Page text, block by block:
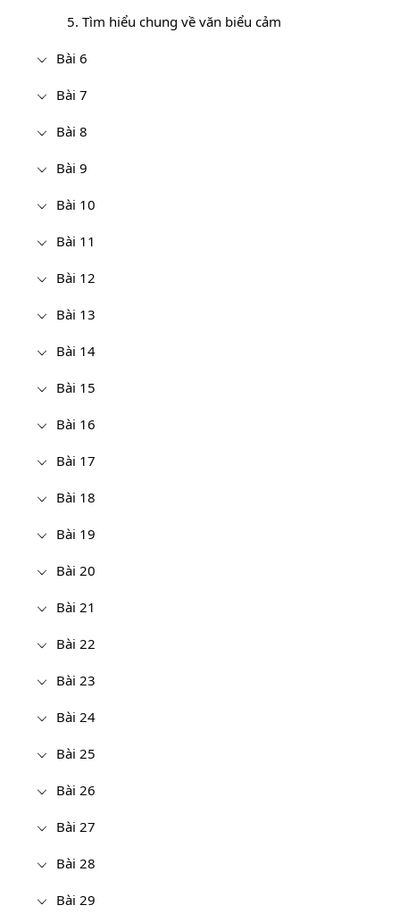
5. Tìm hiểu chung về văn biểu cảm
Bài 6
Bài 7
Bài 8
Bài 9
Bài 10
Bài 11
Bài 12
Bài 13
Bài 14
Bài 15
Bài 16
Bài 17
Bài 18
Bài 19
Bài 20
Bài 21
Bài 22
Bài 23
Bài 24
Bài 25
Bài 26
Bài 27
Bài 28
Bài 29